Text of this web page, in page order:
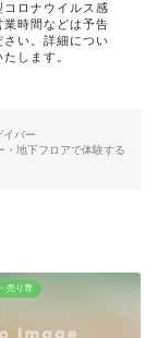
ロナウイルス感
時間などは予告
い。詳細につい
します。
イバー
・地下フロアで体験する
売り専